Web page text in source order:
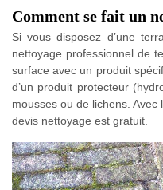
Comment se fait un
Si vous disposez d’une
nettoyage professionnel de
surface avec un produit
d’un produit protecteur
mousses ou de lichens.
devis nettoyage est gratuit.